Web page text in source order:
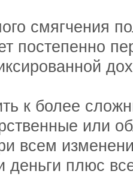
смягчения
постепенно
к более
или
всем
деньги плюс